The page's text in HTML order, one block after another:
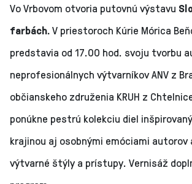
Vo Vrbovom otvoria putovnú výstavu
farbách.V priestoroch Kúrie Mórica
predstavia od 17.00 hod. svoju tvorbu
neprofesionálnych výtvarníkov ANV z
občianskeho združenia KRUH z
ponúkne pestrú kolekciu diel
krajinou aj osobnými emóciami autorov
výtvarné štýly a prístupy. Vernisáž